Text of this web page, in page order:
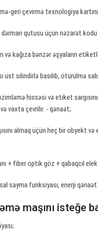
geri çevirmə texnologiya
qutusu üçün nəzarət
kağıza bənzər əşyaların
üst silindirlə basılıb, ötürülmə
hissəsi və etiket
vaxta çevrilir. - qənaət;
almaq üçün heç bir
+ fiber optik göz + qabaqcıl
sayma funksiyası, enerji
maşını isteğe